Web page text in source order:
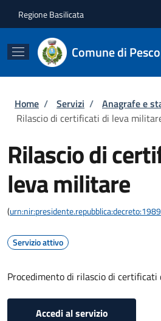
Regione Basilicata
Comune di
Briciole di pane
Home / Servizi / Anagrafe e
Rilascio di certificati di leva
Rilascio di
leva militare
(
Servizio attivo
Procedimento di rilascio di
Accedi al servizio